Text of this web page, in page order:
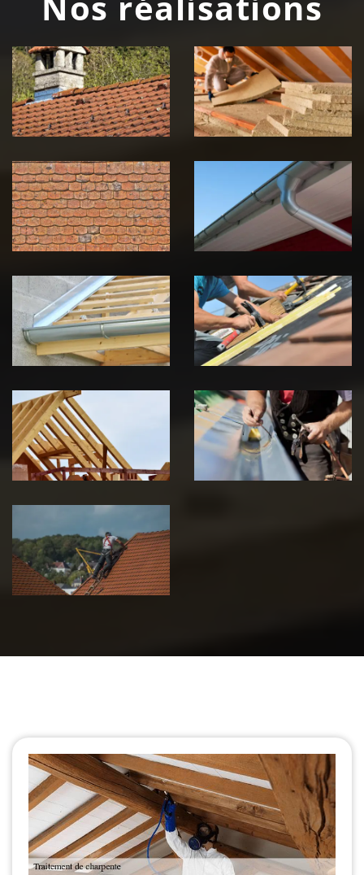
Couvreur
zingueur 39
Jura
Isolation de
toiture 39
Jura
démoussage de
toiture 39
Jura
pose de
gouttière 39
Jura
Pose de
Chéneau 39
Jura
Réparation de
toiture 39
Jura
Traitement de
charpente 39
Jura
Travaux de
zinguerie 39
Jura
Urgence fuite
de toiture 39
Jura